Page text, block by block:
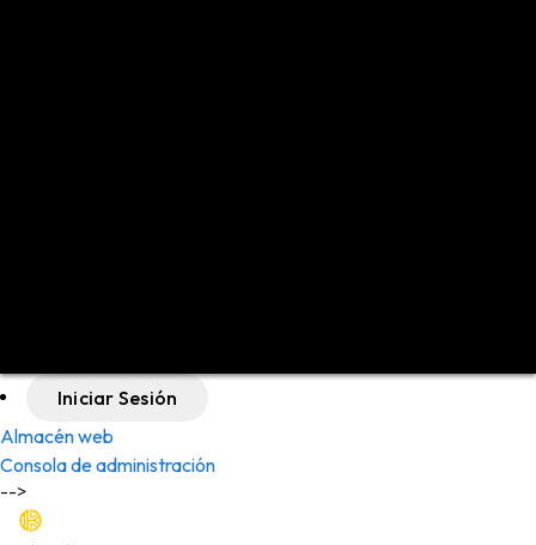
Iniciar Sesión
Almacén web
Consola de administración
-->